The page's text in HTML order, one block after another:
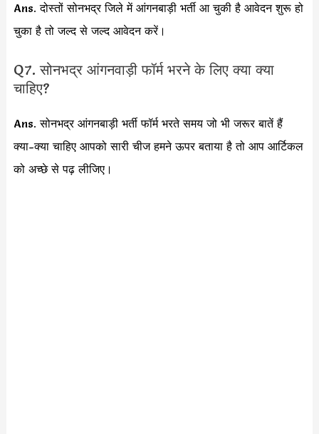
Ans. दोस्तों सोनभद्र जिले में आंगनबाड़ी भर्ती आ चुकी है आवेदन शुरू हो
चुका है तो जल्द से जल्द आवेदन करें।
Q7. सोनभद्र आंगनवाड़ी फॉर्म भरने के लिए क्या क्या
चाहिए?
Ans. सोनभद्र आंगनबाड़ी भर्ती फॉर्म भरते समय जो भी जरूर बातें हैं
क्या-क्या चाहिए आपको सारी चीज हमने ऊपर बताया है तो आप आर्टिकल
को अच्छे से पढ़ लीजिए।